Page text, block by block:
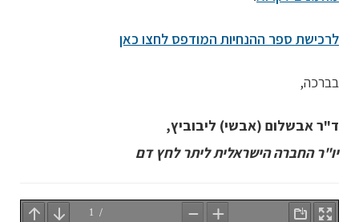
לרכישת ספר ההנחיות המודפס לחצו כאן
בברכה,
ד"ר אבשלום (אבשי) ליבוביץ,
יו"ר החברה הישראלית ליתר לחץ דם